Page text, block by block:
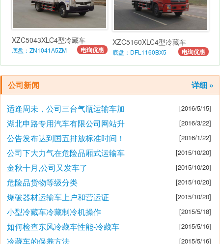
XZC5043XLC4型冷藏车
底盘：ZN1041A5ZM 电询优惠
XZC5160XLC4型冷藏车
底盘：DFL1160BX5 电询优惠
公司新闻 详细 »
适逢周未，公司三台气瓶运输车加 [2016/5/15]
湖北申路专用汽车有限公司网站升 [2016/3/22]
公告发布达到国五排放标准时间！ [2016/1/22]
公司下大力气在危险品厢式运输车 [2015/10/20]
金秋十月,公司又发车了 [2015/10/20]
危险品货物等级分类 [2015/10/20]
爆破器材运输车上户和营运证 [2015/10/20]
小型冷藏车冷藏制冷机操作 [2015/5/18]
如何检查东风冷藏车性能-冷藏车 [2015/5/16]
冷藏车的保养方法 [2015/5/16]